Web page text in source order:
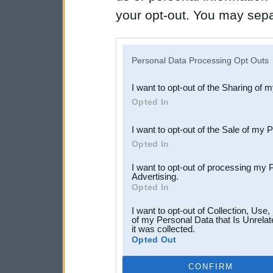
your opt-out. You may
Downstream Participants
third parties.
Personal Data Processing Opt Outs
I want to opt-out of the Sharing of
Opted In
I want to opt-out of the Sale of my
Opted In
I want to opt-out of processing my
Advertising.
Opted In
I want to opt-out of Collection,
of my Personal Data that Is
it was collected.
Opted Out
CONFIRM